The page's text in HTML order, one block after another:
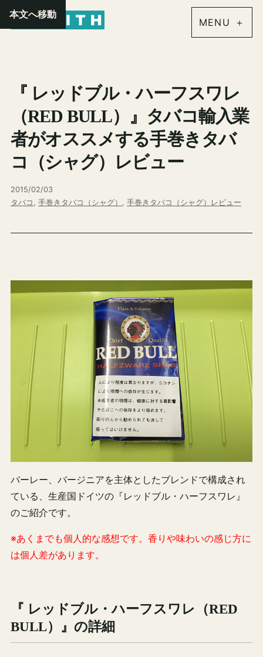
本文へ移動
『 レッドブル・ハーフスワレ
（RED BULL）』タバコ輸入業
者がオススメする手巻きタバ
コ（シャグ）レビュー
2015/02/03
タバコ , 手巻きタバコ（シャグ） , 手巻きタバコ（シャグ）レビュー
バーレー、バージニアを主体としたブレンドで構成され
ている、生産国ドイツの『レッドブル・ハーフスワレ』
のご紹介です。
※あくまでも個人的な感想です。香りや味わいの感じ方に
は個人差があります。
『 レッドブル・ハーフスワレ（RED
BULL）』の詳細